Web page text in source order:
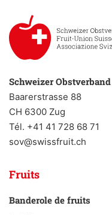
Schweizer Obstverband
Baarerstrasse 88
CH 6300 Zug
Tél. +41 41 728 68 71
sov@swissfruit.ch
Fruits
Banderole de fruits